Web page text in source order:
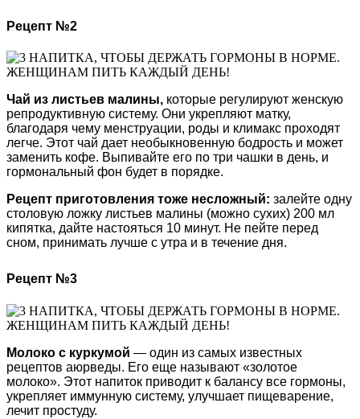
Рецепт №2
Чай из листьев малины, которые регулируют женскую
репродуктивную систему. Они укрепляют матку,
благодаря чему менструации, роды и климакс проходят
легче. Этот чай дает необыкновенную бодрость и может
заменить кофе. Выпивайте его по три чашки в день, и
гормональный фон будет в порядке.
Рецепт приготовления тоже несложный: залейте одну
столовую ложку листьев малины (можно сухих) 200 мл
кипятка, дайте настояться 10 минут. Не пейте перед
сном, принимать лучше с утра и в течение дня.
Рецепт №3
Молоко с куркумой — один из самых известных
рецептов аюрведы. Его еще называют «золотое
молоко». Этот напиток приводит к балансу все гормоны,
укрепляет иммунную систему, улучшает пищеварение,
лечит простуду.